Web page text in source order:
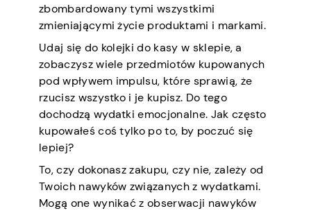
zbombardowany tymi wszystkimi
zmieniającymi życie produktami i markami.
Udaj się do kolejki do kasy w sklepie, a
zobaczysz wiele przedmiotów kupowanych
pod wpływem impulsu, które sprawią, że
rzucisz wszystko i je kupisz. Do tego
dochodzą wydatki emocjonalne. Jak często
kupowałeś coś tylko po to, by poczuć się
lepiej?
To, czy dokonasz zakupu, czy nie, zależy od
Twoich nawyków związanych z wydatkami.
Mogą one wynikać z obserwacji nawyków